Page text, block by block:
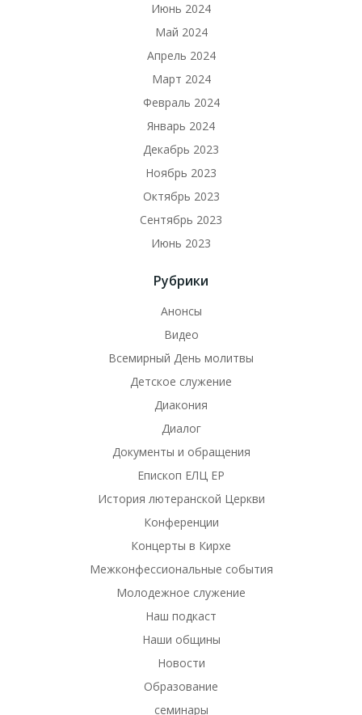
Июнь 2024
Май 2024
Апрель 2024
Март 2024
Февраль 2024
Январь 2024
Декабрь 2023
Ноябрь 2023
Октябрь 2023
Сентябрь 2023
Июнь 2023
Рубрики
Анонсы
Видео
Всемирный День молитвы
Детское служение
Диакония
Диалог
Документы и обращения
Епископ ЕЛЦ ЕР
История лютеранской Церкви
Конференции
Концерты в Кирхе
Межконфессиональные события
Молодежное служение
Наш подкаст
Наши общины
Новости
Образование
семинары